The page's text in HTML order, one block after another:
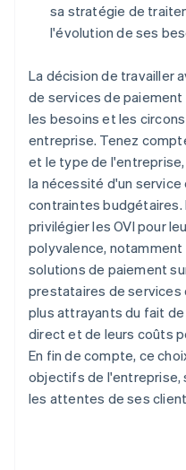
sa stratégie de
l'évolution de ses
La décision de travailler
de services de
les besoins et les
entreprise. Tenez
et le type de
la nécessité d'un
contraintes
privilégier les OVI pour
polyvalence,
solutions de paiement
prestataires de
plus attrayants du fait
direct et de leurs coûts
En fin de compte, ce
objectifs de l'entreprise,
les attentes de ses